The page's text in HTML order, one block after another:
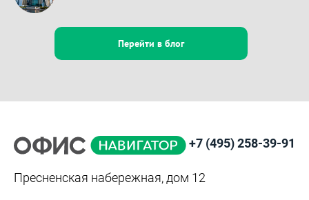
Перейти в блог
+7 (495) 258-39-91
Пресненская набережная, дом 12